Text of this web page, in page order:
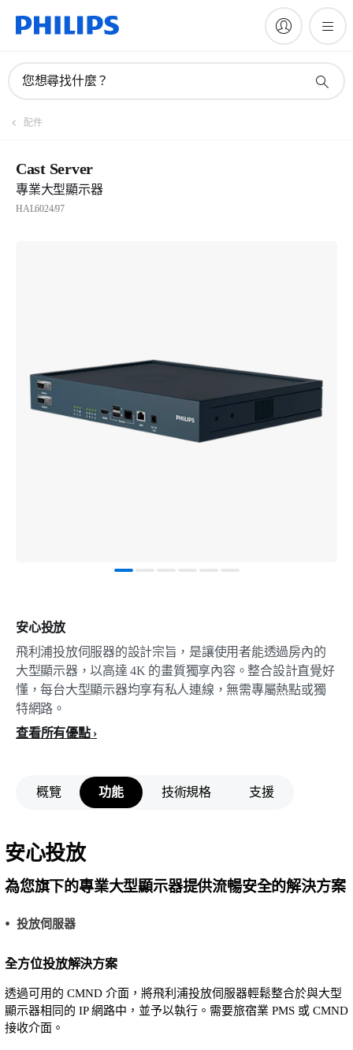
您想尋找什麼？
配件
Cast Server
專業大型顯示器
HAL6024/97
安心投放
飛利浦投放伺服器的設計宗旨，是讓使用者能透過房內的
大型顯示器，以高達 4K 的畫質獨享內容。整合設計直覺好
懂，每台大型顯示器均享有私人連線，無需專屬熱點或獨
特網路。
查看所有優點
概覽 功能 技術規格 支援
安心投放
為您旗下的專業大型顯示器提供流暢安全的解決方案
投放伺服器
全方位投放解決方案
透過可用的 CMND 介面，將飛利浦投放伺服器輕鬆整合於與大型
顯示器相同的 IP 網路中，並予以執行。需要旅宿業 PMS 或 CMND
接收介面。